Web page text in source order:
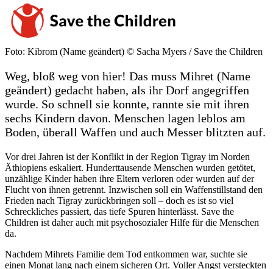
Foto: Kibrom (Name geändert) © Sacha Myers / Save the Children
Weg, bloß weg von hier! Das muss Mihret (Name
geändert) gedacht haben, als ihr Dorf angegriffen
wurde. So schnell sie konnte, rannte sie mit ihren
sechs Kindern davon. Menschen lagen leblos am
Boden, überall Waffen und auch Messer blitzten auf.
Vor drei Jahren ist der Konflikt in der Region Tigray im Norden
Äthiopiens eskaliert. Hunderttausende Menschen wurden getötet,
unzählige Kinder haben ihre Eltern verloren oder wurden auf der
Flucht von ihnen getrennt. Inzwischen soll ein Waffenstillstand den
Frieden nach Tigray zurückbringen soll – doch es ist so viel
Schreckliches passiert, das tiefe Spuren hinterlässt. Save the
Children ist daher auch mit psychosozialer Hilfe für die Menschen
da.
Nachdem Mihrets Familie dem Tod entkommen war, suchte sie
einen Monat lang nach einem sicheren Ort. Voller Angst versteckten